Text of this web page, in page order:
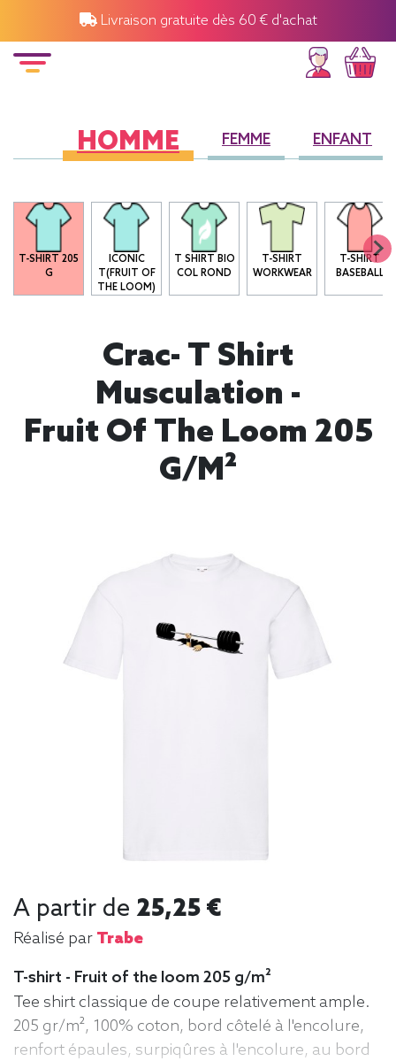
Livraison gratuite dès 60 € d'achat
HOMME FEMME ENFANT
T-SHIRT 205
G
ICONIC
T(FRUIT OF
THE LOOM)
T SHIRT BIO
COL ROND
T-SHIRT
WORKWEAR
T-SHIRT
BASEBALL
Crac- T Shirt
Musculation -
Fruit Of The Loom 205
G/m²
A partir de 25,25 €
Réalisé par Trabe
T-shirt - Fruit of the loom 205 g/m²
Tee shirt classique de coupe relativement ample.
205 gr/m², 100% coton, bord côtelé à l'encolure,
renfort épaules, surpiqûres à l'encolure, au bord